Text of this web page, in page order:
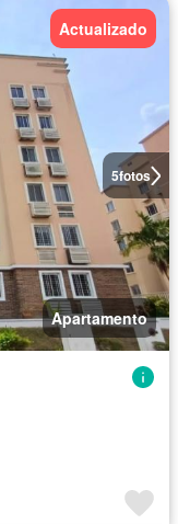
5fotos
Actualizado
Apartamento